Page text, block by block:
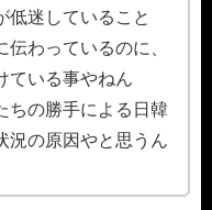
低迷していること
わっているのに、
ている事やねん
ちの勝手による日韓
況の原因やと思うん